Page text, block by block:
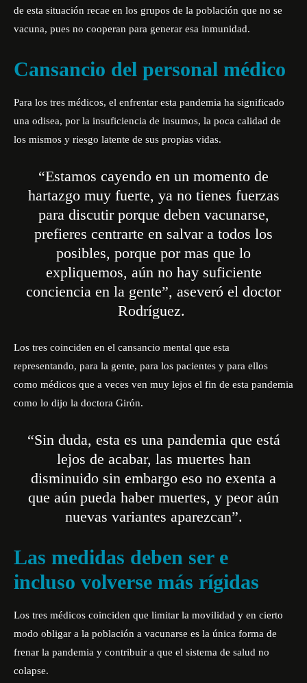
de esta situación recae en los grupos de la población que no se
vacuna, pues no cooperan para generar esa inmunidad.
Cansancio del personal médico
Para los tres médicos, el enfrentar esta pandemia ha significado
una odisea, por la insuficiencia de insumos, la poca calidad de
los mismos y riesgo latente de sus propias vidas.
“Estamos cayendo en un momento de
hartazgo muy fuerte, ya no tienes fuerzas
para discutir porque deben vacunarse,
prefieres centrarte en salvar a todos los
posibles, porque por mas que lo
expliquemos, aún no hay suficiente
conciencia en la gente”, aseveró el doctor
Rodríguez.
Los tres coinciden en el cansancio mental que esta
representando, para la gente, para los pacientes y para ellos
como médicos que a veces ven muy lejos el fin de esta pandemia
como lo dijo la doctora Girón.
“Sin duda, esta es una pandemia que está
lejos de acabar, las muertes han
disminuido sin embargo eso no exenta a
que aún pueda haber muertes, y peor aún
nuevas variantes aparezcan”.
Las medidas deben ser e
incluso volverse más rígidas
Los tres médicos coinciden que limitar la movilidad y en cierto
modo obligar a la población a vacunarse es la única forma de
frenar la pandemia y contribuir a que el sistema de salud no
colapse.